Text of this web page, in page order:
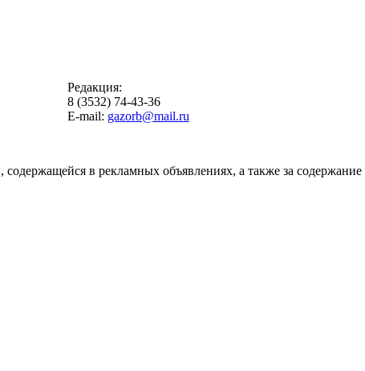
Редакция:
8 (3532) 74-43-36
E-mail: gazorb@mail.ru
в рекламных объявлениях, а также за